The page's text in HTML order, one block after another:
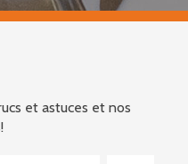
et astuces et nos